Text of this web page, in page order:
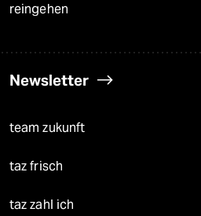
reingehen
Newsletter
team zukunft
taz frisch
taz zahl ich